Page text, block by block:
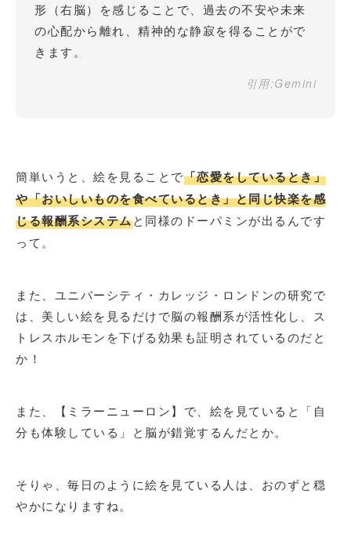
形（右脳）を感じることで、過去の不安や未来
の心配から離れ、精神的な静寂を得ることがで
きます。
引用:Gemini
簡単いうと、絵を見ることで「恋愛をしているとき」
や「おいしいものを食べているとき」と同じ快楽を感
じる報酬系システムと同様のドーパミンが出るんです
って。
また、ユニバーシティ・カレッジ・ロンドンの研究で
は、美しい絵を見るだけで脳の報酬系が活性化し、ス
トレスホルモンを下げる効果も証明されているのだと
か！
また、【ミラーニューロン】で、絵を見ていると「自
分も体験している」と脳が錯覚するんだとか。
そりゃ、毎日のように絵を見ている人は、おのずと穏
やかになりますね。